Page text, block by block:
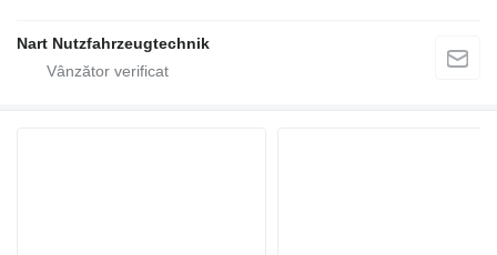
Nart Nutzfahrzeugtechnik